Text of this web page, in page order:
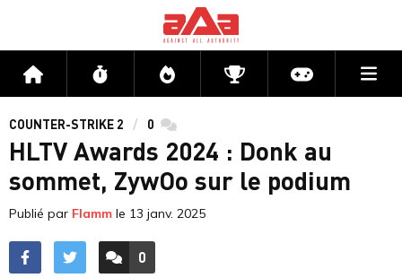
Accueil Flux Directs CompétitionsActu jeux
COUNTER-STRIKE 2 0 commentaires
HLTV Awards 2024 : Donk au
sommet, ZywOo sur le podium
Publié par Flamm le 13 janv. 2025
ACCÉDER AUX
0
COMMENTAIRES